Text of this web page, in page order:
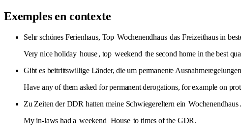
Exemples en contexte
Sehr schönes Ferienhaus, Top Wochenendhaus das Freizeithaus in
Very nice holiday house, top weekend the second home in the best
Gibt es beitrittswillige Länder, die um permanente
Have any of them asked for permanent derogations, for example on
Zu Zeiten der DDR hatten meine Schwiegereltern ein Wochenendhaus.
My in-laws had a weekend House to times of the GDR.